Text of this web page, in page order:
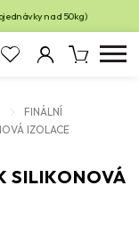
nad 50kg)
FINÁLNÍ
IZOLACE
SILIKONOVÁ